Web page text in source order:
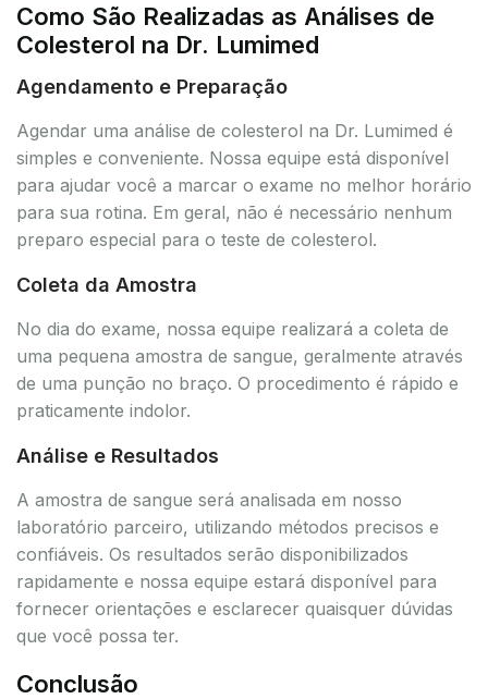
Como São Realizadas as Análises de
Colesterol na Dr. Lumimed
Agendamento e Preparação
Agendar uma análise de colesterol na Dr. Lumimed é
simples e conveniente. Nossa equipe está disponível
para ajudar você a marcar o exame no melhor horário
para sua rotina. Em geral, não é necessário nenhum
preparo especial para o teste de colesterol.
Coleta da Amostra
No dia do exame, nossa equipe realizará a coleta de
uma pequena amostra de sangue, geralmente através
de uma punção no braço. O procedimento é rápido e
praticamente indolor.
Análise e Resultados
A amostra de sangue será analisada em nosso
laboratório parceiro, utilizando métodos precisos e
confiáveis. Os resultados serão disponibilizados
rapidamente e nossa equipe estará disponível para
fornecer orientações e esclarecer quaisquer dúvidas
que você possa ter.
Conclusão